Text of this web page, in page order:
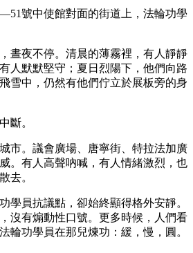
號中使館對面的街道上，法輪功學
晝夜不停。清晨的薄霧裡，有人靜靜
人默默堅守；夏日烈陽下，他們向路
雪中，仍然有他們佇立於展板旁的身
斷。
市。議會廣場、唐寧街、特拉法加廣
有人高聲吶喊，有人情緒激烈，也
去。
學員抗議點，卻始終顯得格外安靜。
沒有煽動性口號。更多時候，人們看
輪功學員在那兒煉功：緩，慢，圓。